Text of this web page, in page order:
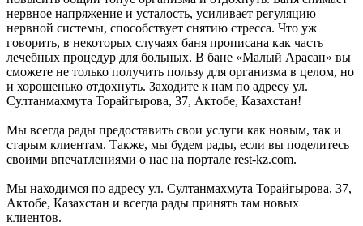
нервное напряжение и усталость, усиливает регуляцию
нервной системы, способствует снятию стресса. Что уж
говорить, в некоторых случаях баня прописана как часть
лечебных процедур для больных. В бане «Малый Арасан» вы
сможете не только получить пользу для организма в целом, но
и хорошенько отдохнуть. Заходите к нам по адресу ул.
Султанмахмута Торайгырова, 37, Актобе, Казахстан!
Мы всегда рады предоставить свои услуги как новым, так и
старым клиентам. Также, мы будем рады, если вы поделитесь
своими впечатлениями о нас на портале rest-kz.com.
Мы находимся по адресу ул. Султанмахмута Торайгырова, 37,
Актобе, Казахстан и всегда рады принять там новых
клиентов.